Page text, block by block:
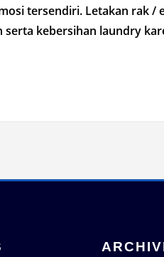
tersendiri. Letakan rak /
kebersihan laundry